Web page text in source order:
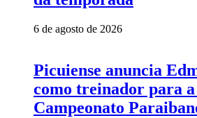
6 de agosto de 2026
Picuiense anuncia
como treinador para a
Campeonato